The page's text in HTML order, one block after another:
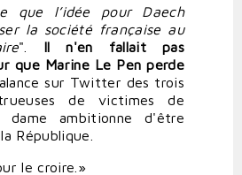
que l’idée pour Daech
la société française au
". Il n'en fallait pas
que Marine Le Pen perde
sur Twitter des trois
de victimes de
dame ambitionne d'être
République.
le croire.»